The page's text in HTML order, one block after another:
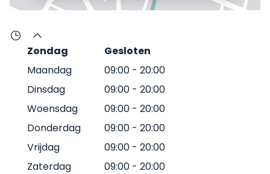
Zondag
Gesloten
Maandag
09:00 - 20:00
Dinsdag
09:00 - 20:00
Woensdag
09:00 - 20:00
Donderdag
09:00 - 20:00
Vrijdag
09:00 - 20:00
Zaterdag
09:00 - 20:00